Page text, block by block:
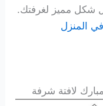
شكل مميز لغرفتك.
المنزل
لافتة شرفة